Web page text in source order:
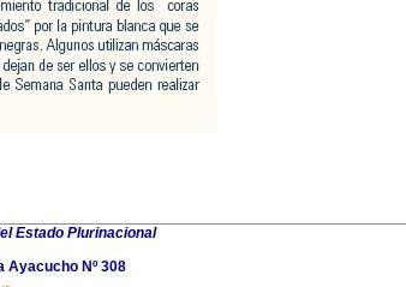
Estado Plurinacional
Ayacucho Nº 308